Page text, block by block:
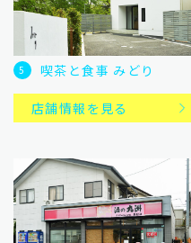
5 喫茶と食事 みどり
店舗情報を見る